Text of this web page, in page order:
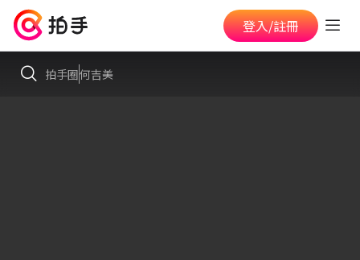
登入/註冊
拍手圈何吉美